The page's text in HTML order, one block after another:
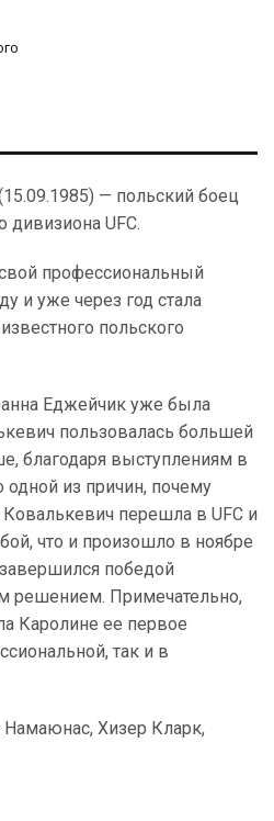
— польский боец
дивизиона UFC.
профессиональный
и уже через год стала
польского
Еджейчик уже была
пользовалась большей
благодаря выступлениям в
одной из причин, почему
перешла в UFC и
что и произошло в ноябре
победой
решением. Примечательно,
Каролине ее первое
так и в
Хизер Кларк,